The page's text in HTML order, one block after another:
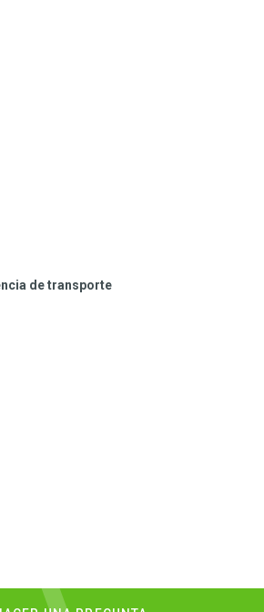
de transporte